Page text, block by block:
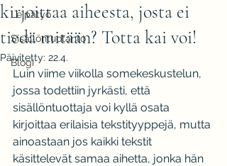
Leipätyö
Sisällöntuotanto
Blogi
kirjoittaa aiheesta, josta ei
tiedä mitään? Totta kai voi!
Päivitetty: 22.4.
Luin viime viikolla somekeskustelun,
jossa todettiin jyrkästi, että
sisällöntuottaja voi kyllä osata
kirjoittaa erilaisia tekstityyppejä, mutta
ainoastaan jos kaikki tekstit
käsittelevät samaa aihetta, jonka hän